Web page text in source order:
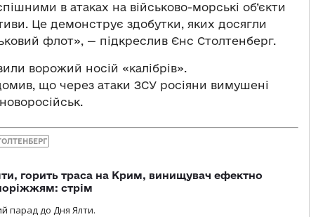
в атаках на військово-морські об’єкти
Це демонструє здобутки, яких досягли
флот», — підкреслив Єнс Столтенберг.
ворожий носій «калібрів».
що через атаки ЗСУ росіяни вимушені
горить траса на Крим, винищувач ефектно
стрім
парад до Дня Ялти.